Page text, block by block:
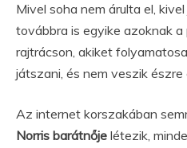
Mivel soha nem árulta el,
továbbra is egyike azoknak a
rajtrácson, akiket
játszani, és nem veszik
Az internet korszakában
Norris barátnője létezik,